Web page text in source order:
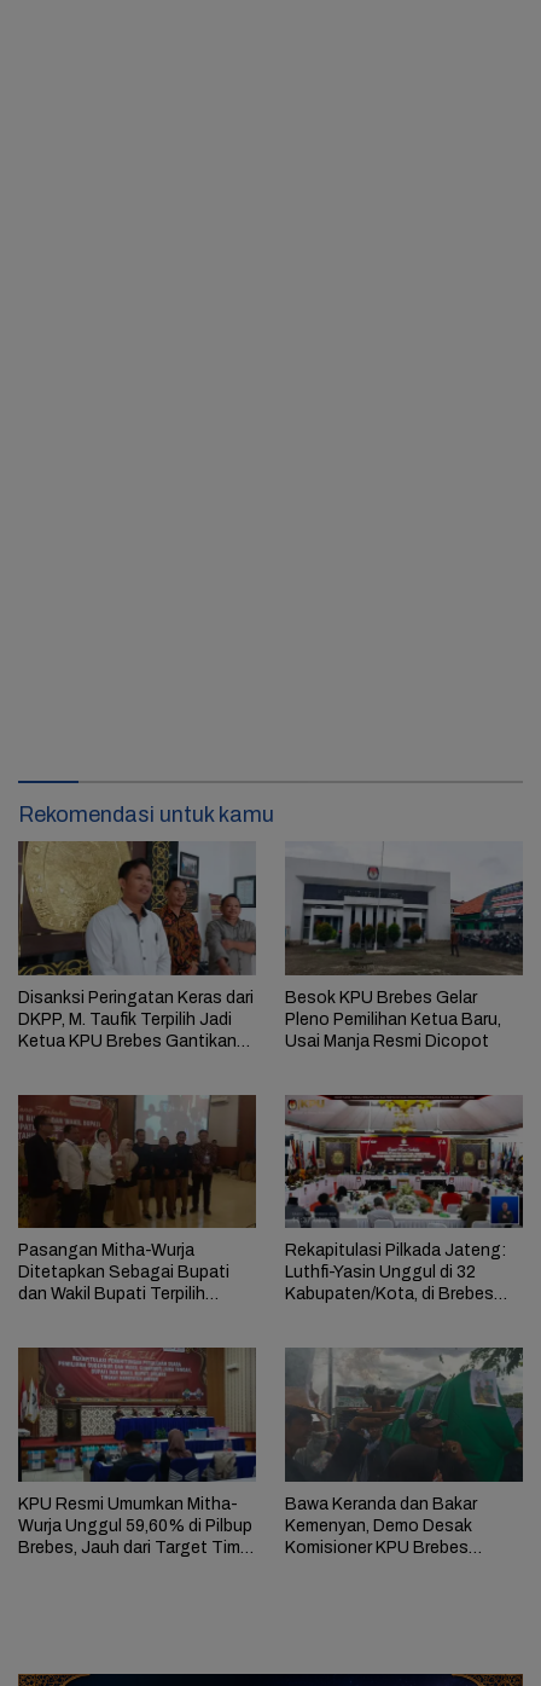
Rekomendasi untuk kamu
Disanksi Peringatan Keras dari
DKPP, M. Taufik Terpilih Jadi
Ketua KPU Brebes Gantikan
Besok KPU Brebes Gelar
Pleno Pemilihan Ketua Baru,
Usai Manja Resmi Dicopot
Pasangan Mitha-Wurja
Ditetapkan Sebagai Bupati
dan Wakil Bupati Terpilih
Rekapitulasi Pilkada Jateng:
Luthfi-Yasin Unggul di 32
Kabupaten/Kota, di Brebes
KPU Resmi Umumkan Mitha-
Wurja Unggul 59,60% di Pilbup
Brebes, Jauh dari Target Tim
Bawa Keranda dan Bakar
Kemenyan, Demo Desak
Komisioner KPU Brebes